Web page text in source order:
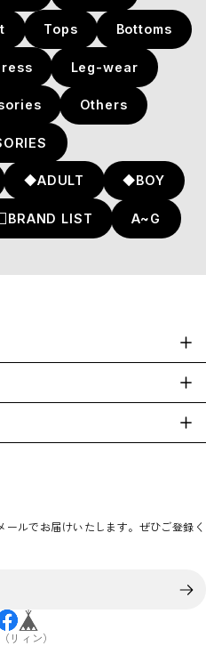
Tops Bottoms
Leg-wear
Others
◆ADULT ◆BOY
LIST A~G
ルでお届けいたします。ぜひご登録く
リィン）